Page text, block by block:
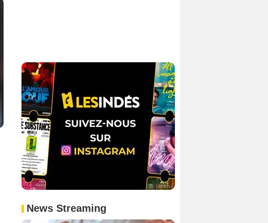
News Streaming